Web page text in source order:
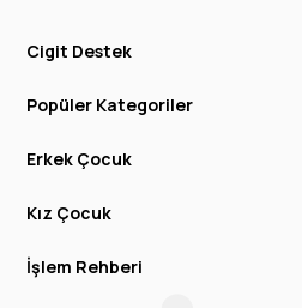
Cigit Destek
Popüler Kategoriler
Erkek Çocuk
Kız Çocuk
İşlem Rehberi